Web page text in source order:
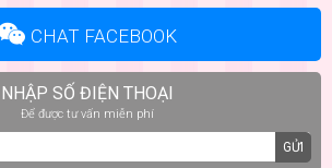
CHAT FACEBOOK
NHẬP SỐ ĐIỆN THOẠI
Để được tư vấn miễn phí
GỬI